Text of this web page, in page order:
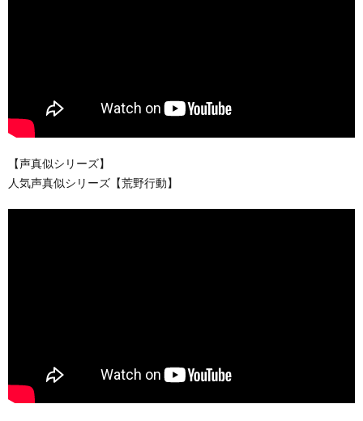
【声真似シリーズ】
人気声真似シリーズ【荒野行動】